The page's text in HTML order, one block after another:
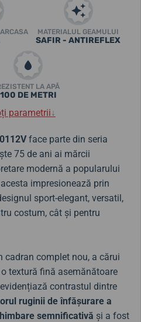
MATERIALUL GEAMULUI
SAFIR - ANTIREFLEX
LA APĂ
100 DE METRI
parametrii↓
face parte din seria
75 de ani ai mărcii
modernă a popularului
impresionează prin
sport-elegant, versatil,
costum, cât și pentru
cadran complet nou, a cărui
textură fină asemănătoare
contrastul dintre
ruginii de înfășurare a
semnificativă și a fost